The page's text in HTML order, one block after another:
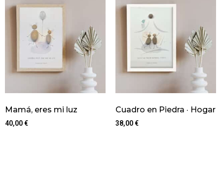
Mamá, eres mi luz
40,00€
Cuadro en Piedra · Hogar
38,00€